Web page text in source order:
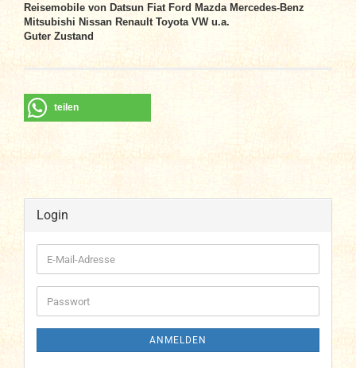
Reisemobile von Datsun Fiat Ford Mazda Mercedes-Benz
Mitsubishi Nissan Renault Toyota VW u.a.
Guter Zustand
teilen
Login
E-
Mail-
Adresse
Passwort
ANMELDEN